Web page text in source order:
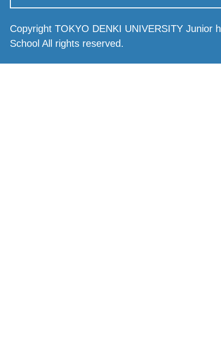
Copyright TOKYO DENKI UNIVERSITY Junior
School All rights reserved.